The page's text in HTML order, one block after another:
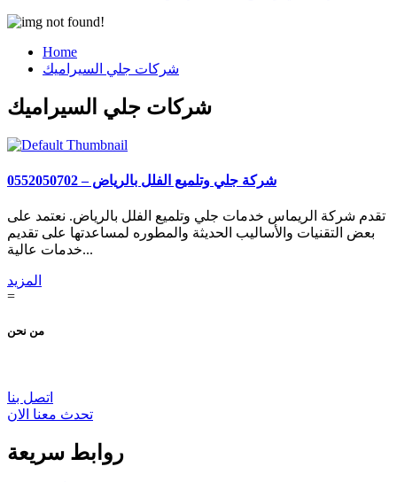
Home
شركات جلي السيراميك
شركات جلي السيراميك
شركة جلي وتلميع الفلل بالرياض – 0552050702
تقدم شركة الريماس خدمات جلي وتلميع الفلل بالرياض. نعتمد على
بعض التقنيات والأساليب الحديثة والمطوره لمساعدتها على تقديم
خدمات عالية...
المزيد
=
من نحن
اتصل بنا
تحدث معنا الان
روابط سريعة